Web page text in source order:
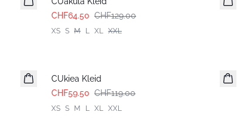
CHF64.50 CHF129.00
XS S M L XL XXL
CUkiea Kleid
CHF59.50 CHF119.00
XS S M L XL XXL